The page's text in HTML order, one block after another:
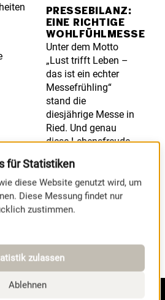
PRESSEBILANZ:
EINE RICHTIGE
WOHLFÜHLMESSE
Unter dem Motto
„Lust trifft Leben –
das ist ein echter
Messefrühling“
stand die
diesjährige Messe in
Ried. Und genau
diese Lebensfreude
Veranstaltungstagen
deutlich spürbar.
MEHR
für Statistiken
diese Website genutzt wird, um
Diese Messung findet nur
zustimmen.
zulassen
Ablehnen